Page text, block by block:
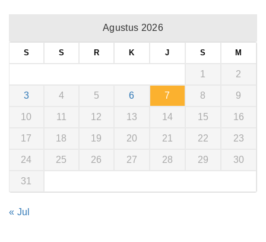
Agustus 2026
S S R K J S M
1 2
3 4 5 6 7 8 9
10 11 12 13 14 15 16
17 18 19 20 21 22 23
24 25 26 27 28 29 30
31
« Jul